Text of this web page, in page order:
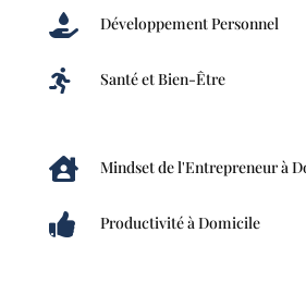
 Développement Personnel
 Santé et Bien-Être
 Mindset de l'Entrepreneur à
 Productivité à Domicile